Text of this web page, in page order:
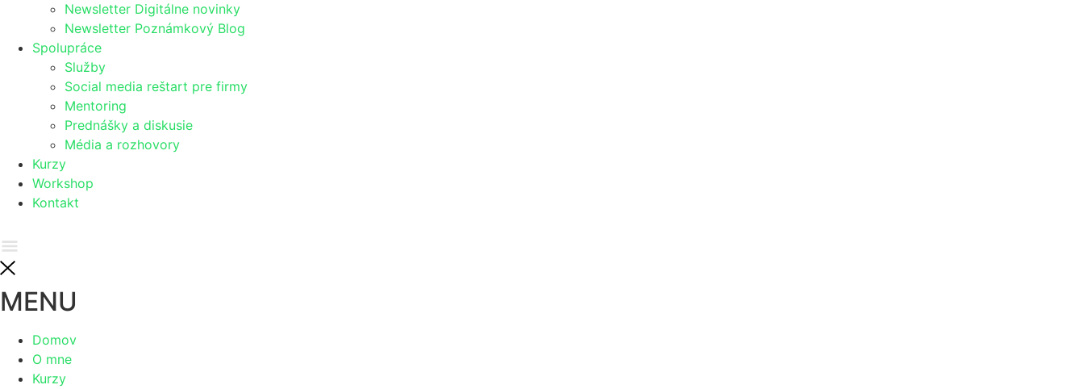
Newsletter Digitálne novinky
Newsletter Poznámkový Blog
Spolupráce
Služby
Social media reštart pre firmy
Mentoring
Prednášky a diskusie
Média a rozhovory
Kurzy
Workshop
Kontakt
MENU
Domov
O mne
Kurzy